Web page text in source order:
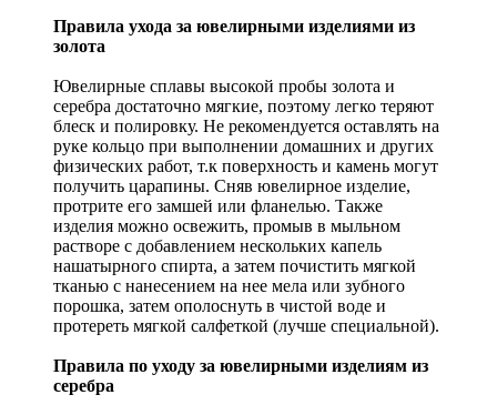
Правила ухода за ювелирными изделиями из
золота
Ювелирные сплавы высокой пробы золота и
серебра достаточно мягкие, поэтому легко теряют
блеск и полировку. Не рекомендуется оставлять на
руке кольцо при выполнении домашних и других
физических работ, т.к поверхность и камень могут
получить царапины. Сняв ювелирное изделие,
протрите его замшей или фланелью. Также
изделия можно освежить, промыв в мыльном
растворе с добавлением нескольких капель
нашатырного спирта, а затем почистить мягкой
тканью с нанесением на нее мела или зубного
порошка, затем ополоснуть в чистой воде и
протереть мягкой салфеткой (лучше специальной).
Правила по уходу за ювелирными изделиям из
серебра